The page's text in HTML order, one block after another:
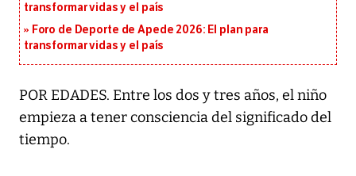
transformar vidas y el país
Foro de Deporte de Apede 2026: El plan para
transformar vidas y el país
POR EDADES. Entre los dos y tres años, el niño
empieza a tener consciencia del significado del
tiempo.